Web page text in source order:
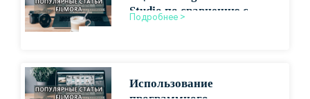
Studio по сравнению с
ведущими конкурентами
Подробнее >
Использование